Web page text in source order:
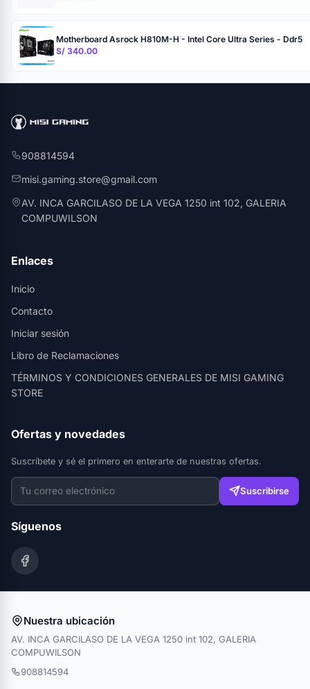
Motherboard Asrock H810M-H - Intel Core Ultra Series - Ddr5
S/ 340.00
908814594
misi.gaming.store@gmail.com
AV. INCA GARCILASO DE LA VEGA 1250 int 102, GALERIA
COMPUWILSON
Enlaces
Inicio
Contacto
Iniciar sesión
Libro de Reclamaciones
TÉRMINOS Y CONDICIONES GENERALES DE MISI GAMING
STORE
Ofertas y novedades
Suscríbete y sé el primero en enterarte de nuestras ofertas.
Suscribirse
Síguenos
Nuestra ubicación
AV. INCA GARCILASO DE LA VEGA 1250 int 102, GALERIA
COMPUWILSON
908814594